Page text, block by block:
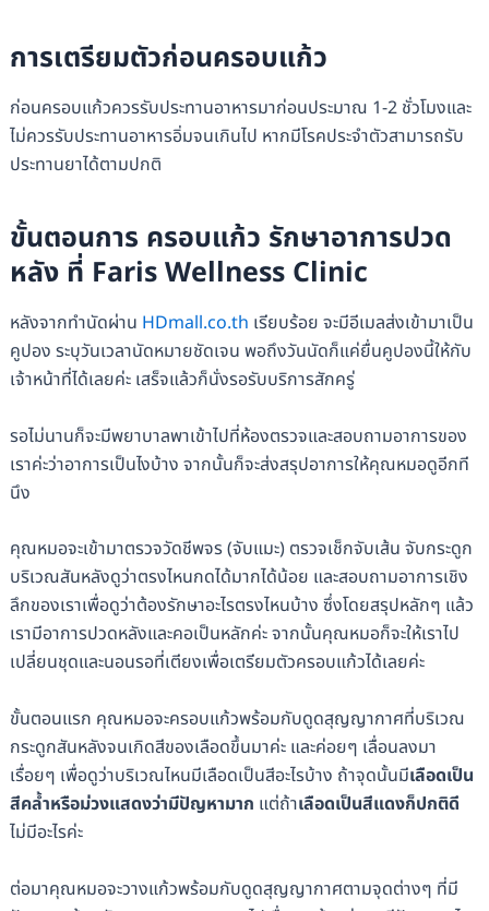
การเตรียมตัวก่อนครอบแก้ว
ก่อนครอบแก้วควรรับประทานอาหารมาก่อนประมาณ 1-2 ชั่วโมงและ
ไม่ควรรับประทานอาหารอิ่มจนเกินไป หากมีโรคประจำตัวสามารถรับ
ประทานยาได้ตามปกติ
ขั้นตอนการ ครอบแก้ว รักษาอาการปวด
หลัง ที่ Faris Wellness Clinic
หลังจากทำนัดผ่าน HDmall.co.th เรียบร้อย จะมีอีเมลส่งเข้ามาเป็น
คูปอง ระบุวันเวลานัดหมายชัดเจน พอถึงวันนัดก็แค่ยื่นคูปองนี้ให้กับ
เจ้าหน้าที่ได้เลยค่ะ เสร็จแล้วก็นั่งรอรับบริการสักครู่
รอไม่นานก็จะมีพยาบาลพาเข้าไปที่ห้องตรวจและสอบถามอาการของ
เราค่ะว่าอาการเป็นไงบ้าง จากนั้นก็จะส่งสรุปอาการให้คุณหมอดูอีกที
นึง
คุณหมอจะเข้ามาตรวจวัดชีพจร (จับแมะ) ตรวจเช็กจับเส้น จับกระดูก
บริเวณสันหลังดูว่าตรงไหนกดได้มากได้น้อย และสอบถามอาการเชิง
ลึกของเราเพื่อดูว่าต้องรักษาอะไรตรงไหนบ้าง ซึ่งโดยสรุปหลักๆ แล้ว
เรามีอาการปวดหลังและคอเป็นหลักค่ะ จากนั้นคุณหมอก็จะให้เราไป
เปลี่ยนชุดและนอนรอที่เตียงเพื่อเตรียมตัวครอบแก้วได้เลยค่ะ
ขั้นตอนแรก คุณหมอจะครอบแก้วพร้อมกับดูดสุญญากาศที่บริเวณ
กระดูกสันหลังจนเกิดสีของเลือดขึ้นมาค่ะ และค่อยๆ เลื่อนลงมา
เรื่อยๆ เพื่อดูว่าบริเวณไหนมีเลือดเป็นสีอะไรบ้าง ถ้าจุดนั้นมีเลือดเป็น
สีคล้ำหรือม่วงแสดงว่ามีปัญหามาก แต่ถ้าเลือดเป็นสีแดงก็ปกติดี
ไม่มีอะไรค่ะ
ต่อมาคุณหมอจะวางแก้วพร้อมกับดูดสุญญากาศตามจุดต่างๆ ที่มี